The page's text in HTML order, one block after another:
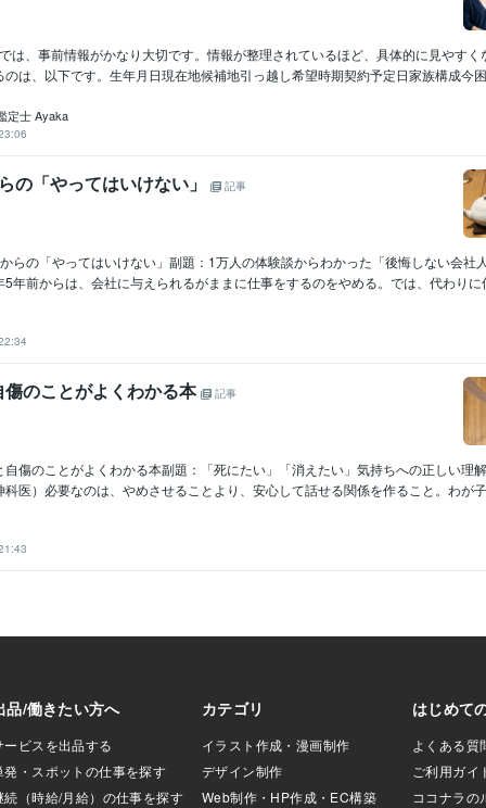
は、事前情報がかなり大切です。情報が整理されているほど、具体的に見やすく
のは、以下です。生年月日現在地候補地引っ越し希望時期契約予定日家族構成今
定士 Ayaka
の「やってはいけない」 記事
らの「やってはいけない」副題：1万人の体験談からわかった「後悔しない会社
前からは、会社に与えられるがままに仕事をするのをやめる。では、代わりに
のことがよくわかる本 記事
自傷のことがよくわかる本副題：「死にたい」「消えたい」気持ちへの正しい理
医）必要なのは、やめさせることより、安心して話せる関係を作ること。わが